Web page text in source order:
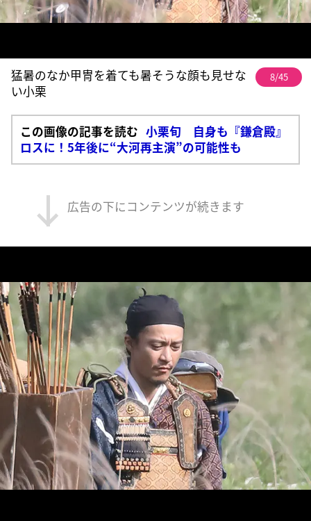
猛暑のなか甲冑を着ても暑そうな顔も見せな
い小栗
8/45
この画像の記事を読む 小栗旬 自身も『鎌倉殿』
ロスに！5年後に“大河再主演”の可能性も
広告の下にコンテンツが続きます